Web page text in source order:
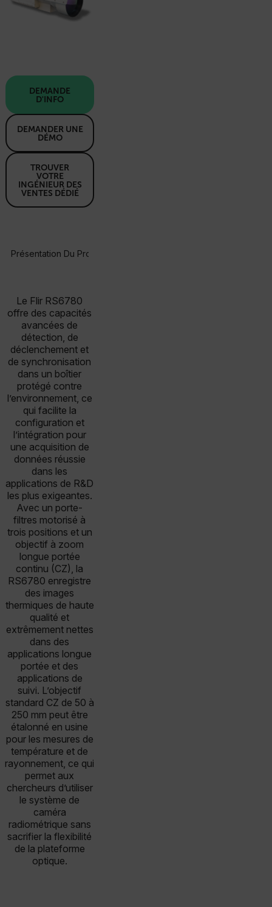
DEMANDE
D'INFO
DEMANDER UNE
DÉMO
TROUVER
VOTRE
INGÉNIEUR DES
VENTES DÉDIÉ
Présentation Du Produit
Le Flir RS6780
offre des capacités
avancées de
détection, de
déclenchement et
de synchronisation
dans un boîtier
protégé contre
l’environnement, ce
qui facilite la
configuration et
l’intégration pour
une acquisition de
données réussie
dans les
applications de R&D
les plus exigeantes.
Avec un porte-
filtres motorisé à
trois positions et un
objectif à zoom
longue portée
continu (CZ), la
RS6780 enregistre
des images
thermiques de haute
qualité et
extrêmement nettes
dans des
applications longue
portée et des
applications de
suivi. L’objectif
standard CZ de 50 à
250 mm peut être
étalonné en usine
pour les mesures de
température et de
rayonnement, ce qui
permet aux
chercheurs d’utiliser
le système de
caméra
radiométrique sans
sacrifier la flexibilité
de la plateforme
optique.